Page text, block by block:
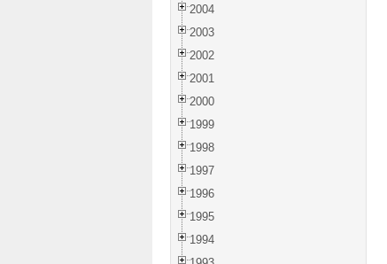
2004
2003
2002
2001
2000
1999
1998
1997
1996
1995
1994